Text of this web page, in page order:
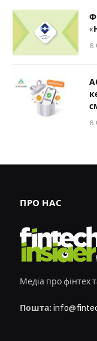
6
6
ПРО НАС
Медіа про фінтех
Пошта: